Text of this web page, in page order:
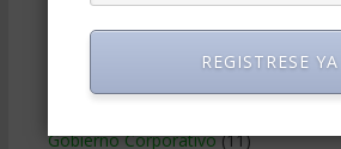
Estrategia Empresarial(304)
Finanzas Corporativas(748)
Gerencia social y ambiental(223)
Gobierno Corporativo(11)
REGISTRESE YA